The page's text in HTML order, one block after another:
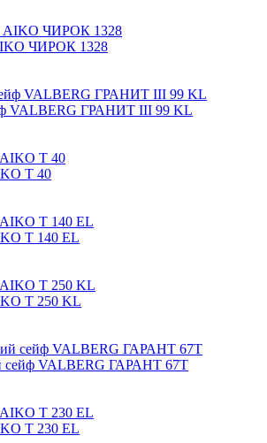
ЧИРОК 1328
VALBERG ГРАНИТ III 99 KL
Т 40
T 140 EL
T 250 KL
сейф VALBERG ГАРАНТ 67T
T 230 EL